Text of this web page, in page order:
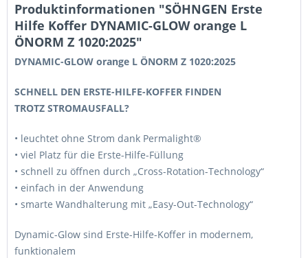
Produktinformationen "SÖHNGEN Erste
Hilfe Koffer DYNAMIC-GLOW orange L
ÖNORM Z 1020:2025"
DYNAMIC-GLOW orange L ÖNORM Z 1020:2025
SCHNELL DEN ERSTE-HILFE-KOFFER FINDEN
TROTZ STROMAUSFALL?
• leuchtet ohne Strom dank Permalight®
• viel Platz für die Erste-Hilfe-Füllung
• schnell zu öffnen durch „Cross-Rotation-Technology“
• einfach in der Anwendung
• smarte Wandhalterung mit „Easy-Out-Technology“
Dynamic-Glow sind Erste-Hilfe-Koffer in modernem,
funktionalem